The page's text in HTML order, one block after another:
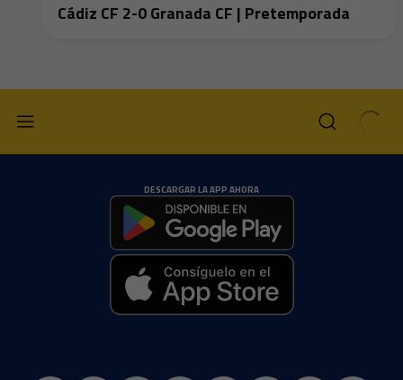
Cádiz CF 2-0 Granada CF | Pretemporada
DESCARGAR LA APP AHORA